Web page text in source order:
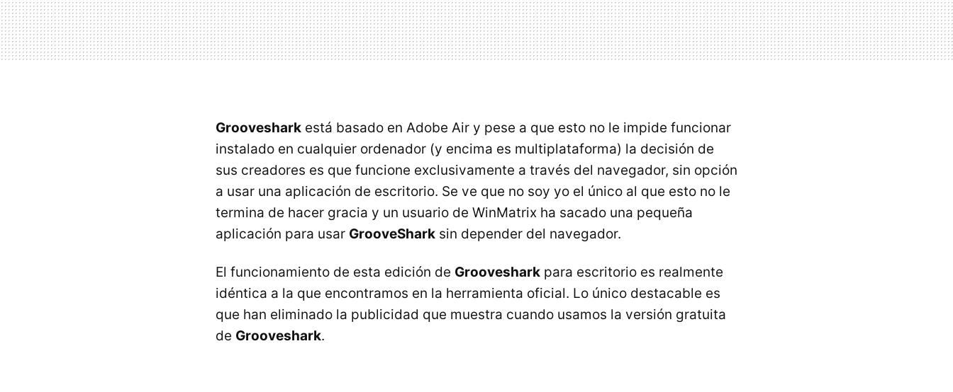
Grooveshark está basado en Adobe Air y pese a que esto no le impide funcionar
instalado en cualquier ordenador (y encima es multiplataforma) la decisión de
sus creadores es que funcione exclusivamente a través del navegador, sin opción
a usar una aplicación de escritorio. Se ve que no soy yo el único al que esto no le
termina de hacer gracia y un usuario de WinMatrix ha sacado una pequeña
aplicación para usar GrooveShark sin depender del navegador.
El funcionamiento de esta edición de Grooveshark para escritorio es realmente
idéntica a la que encontramos en la herramienta oficial. Lo único destacable es
que han eliminado la publicidad que muestra cuando usamos la versión gratuita
de Grooveshark.